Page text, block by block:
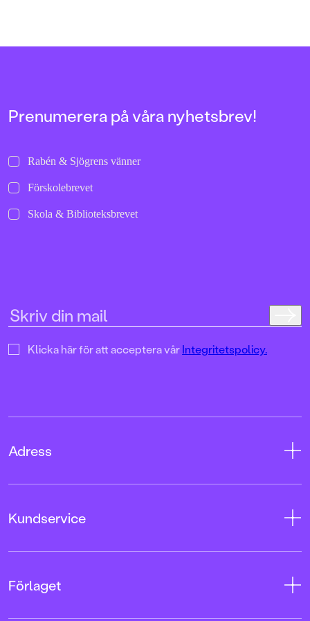
Prenumerera på våra nyhetsbrev!
Rabén & Sjögrens vänner
Förskolebrevet
Skola & Biblioteksbrevet
Klicka här för att acceptera vårIntegritetspolicy.
Adress
103 12 Stockholm
Kundservice
Kundservice
Förlaget